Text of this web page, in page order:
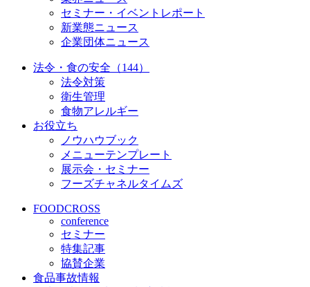
セミナー・イベントレポート
新業態ニュース
企業団体ニュース
法令・食の安全（144）
法令対策
衛生管理
食物アレルギー
お役立ち
ノウハウブック
メニューテンプレート
展示会・セミナー
フーズチャネルタイムズ
FOODCROSS
conference
セミナー
特集記事
協賛企業
食品事故情報